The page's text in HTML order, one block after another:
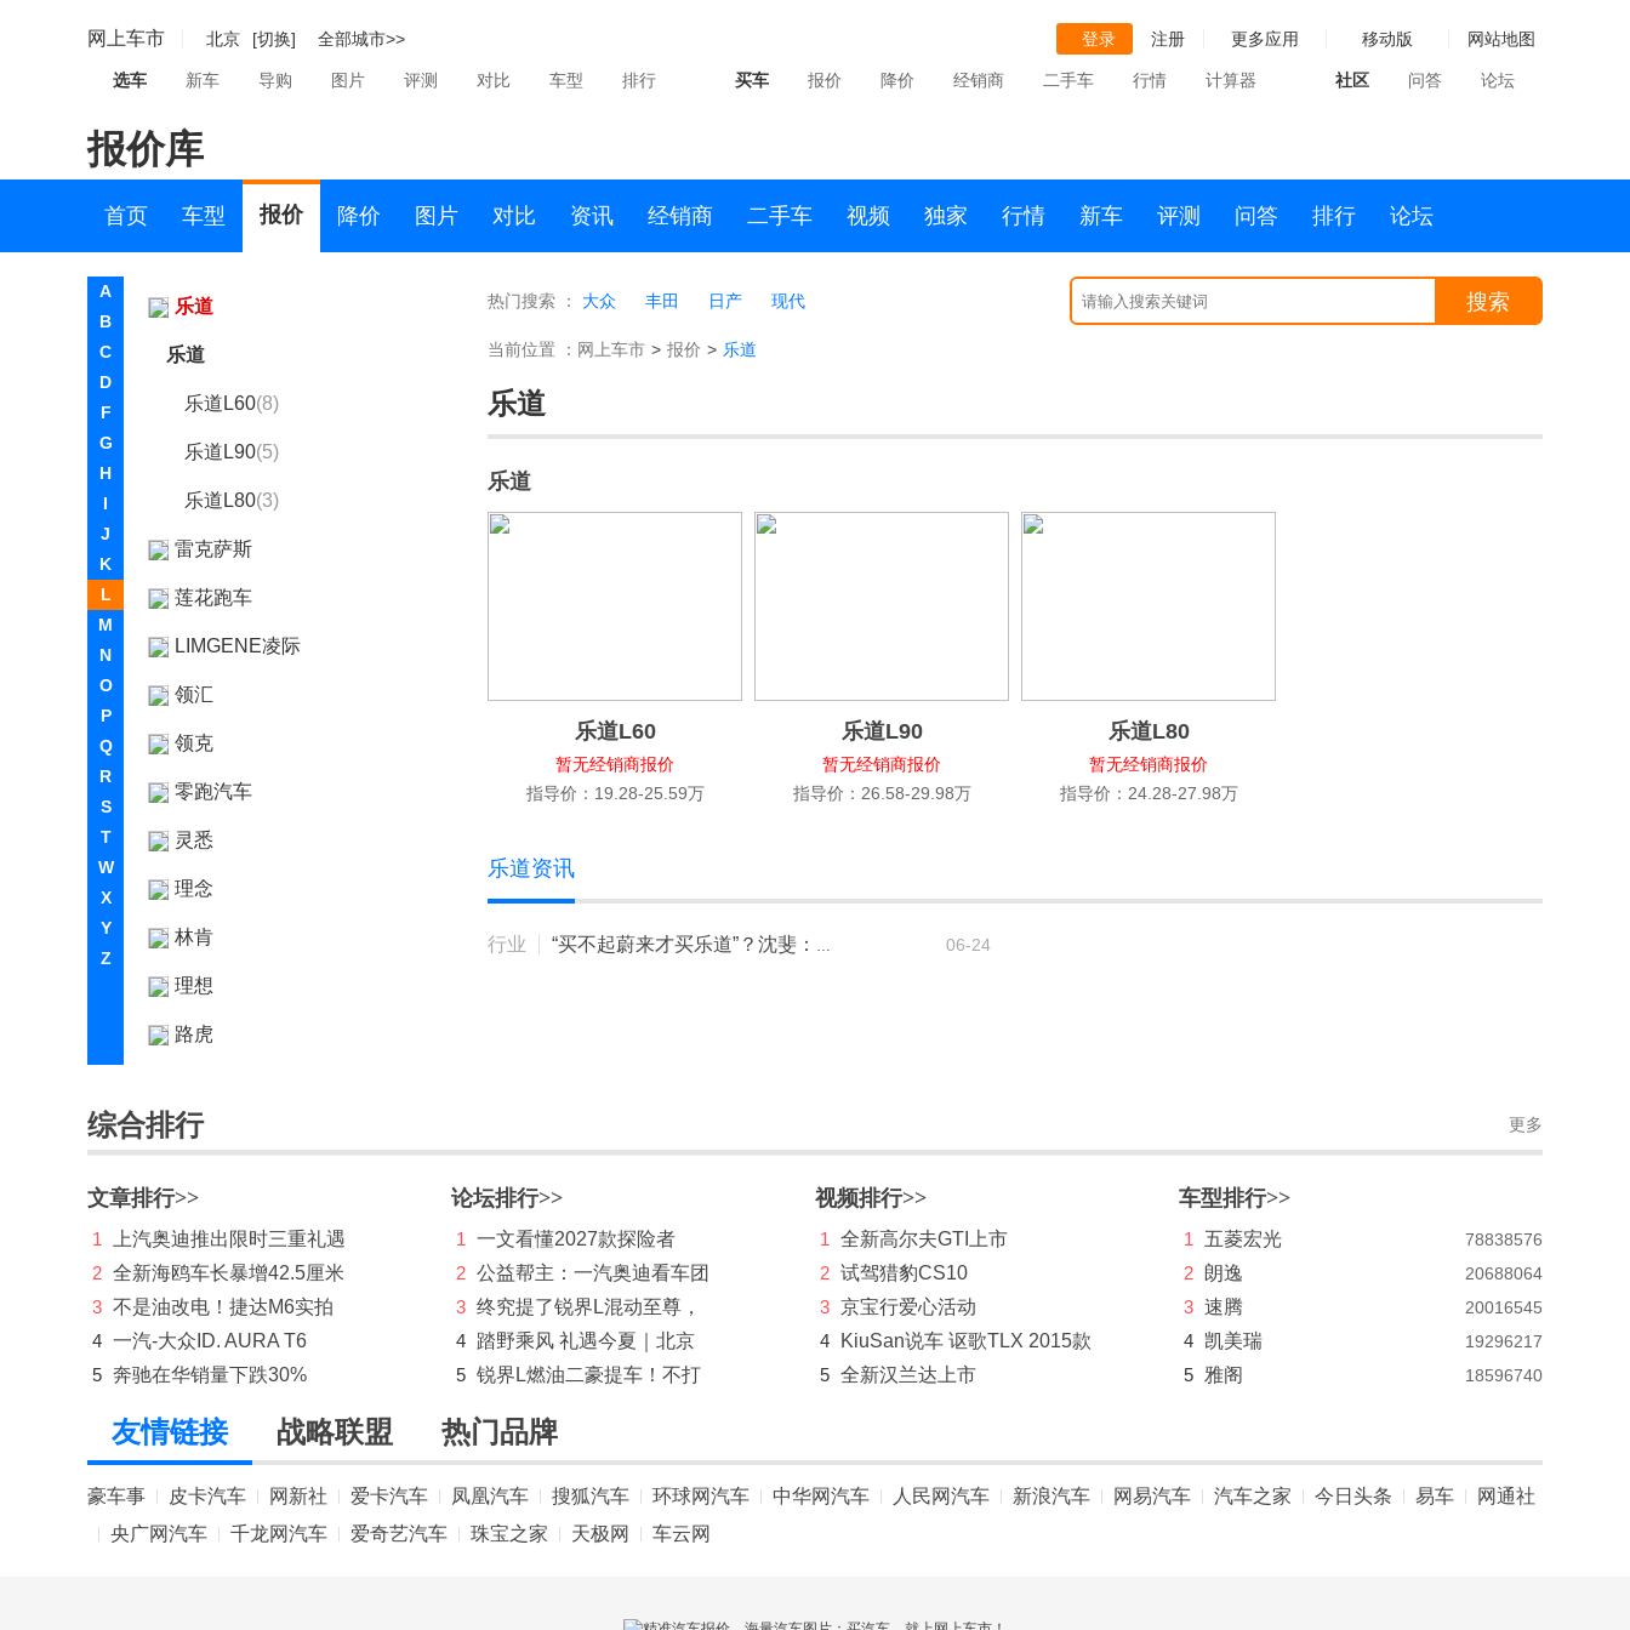
网上车市 北京 [切换] 全部城市>> 登录 注册 更多应用 移动版 网站地图
选车 新车 导购 图片 评测 对比 车型 排行 买车 报价 降价 经销商 二手车 行情 计算器 社区 问答 论坛
报价库
首页 车型 报价 降价 图片 对比 资讯 经销商 二手车 视频 独家 行情 新车 评测 问答 排行 论坛
A
B
C
D
F
G
H
I
J
K
L
M
N
O
P
Q
R
S
T
W
X
Y
Z
蓝电
岚图
劳斯莱斯
乐道
乐道
乐道L60(8)
乐道L90(5)
乐道L80(3)
雷克萨斯
莲花跑车
LIMGENE凌际
领汇
领克
零跑汽车
灵悉
理念
林肯
理想
路虎
M
Mansory
玛莎拉蒂
猛士
名爵
MINI
N
热门搜索 ： 大众 丰田 日产 现代 搜索
当前位置 ： 网上车市 > 报价 > 乐道
乐道
乐道
乐道L60
暂无经销商报价
指导价：19.28-25.59万
乐道L90
暂无经销商报价
指导价：26.58-29.98万
乐道L80
暂无经销商报价
指导价：24.28-27.98万
乐道资讯
行业 “买不起蔚来才买乐道”？沈斐：早期误解 06-24
综合排行 更多
文章排行>>
1
上汽奥迪推出限时三重礼遇
2 全新海鸥车长暴增42.5厘米
3 不是油改电！捷达M6实拍
4 一汽-大众ID. AURA T6
5 奔驰在华销量下跌30%
论坛排行>>
1
一文看懂2027款探险者
2 公益帮主：一汽奥迪看车团
3 终究提了锐界L混动至尊，
4 踏野乘风 礼遇今夏｜北京
5 锐界L燃油二豪提车！不打
视频排行>>
1
全新高尔夫GTI上市
2 试驾猎豹CS10
3 京宝行爱心活动
4
KiuSan说车 讴歌TLX 2015款
5 全新汉兰达上市
车型排行>>
1 五菱宏光 78838576
2 朗逸 20688064
3 速腾 20016545
4 凯美瑞 19296217
5 雅阁 18596740
友情链接 战略联盟 热门品牌
豪车事 皮卡汽车 网新社 爱卡汽车 凤凰汽车 搜狐汽车 环球网汽车 中华网汽车 人民网汽车 新浪汽车 网易汽车 汽车之家 今日头条 易车 网通社
央广网汽车 千龙网汽车 爱奇艺汽车 珠宝之家 天极网 车云网